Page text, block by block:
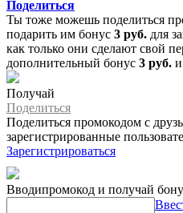
Поделиться
Ты тоже можешь поделиться
подарить им бонус 3 руб. для
как только они сделают свой
дополнительный бонус 3 руб.
Получай
Поделиться
Поделиться промокодом с
зарегистрированные
Зарегистрироваться
Вводипромокод и получай